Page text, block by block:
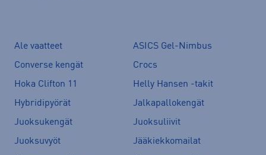
Ale vaatteet
ASICS Gel-Nimbus
Converse kengät
Crocs
Hoka Clifton 11
Helly Hansen -takit
Hybridipyörät
Jalkapallokengät
Juoksukengät
Juoksuliivit
Juoksuvyöt
Jääkiekkomailat